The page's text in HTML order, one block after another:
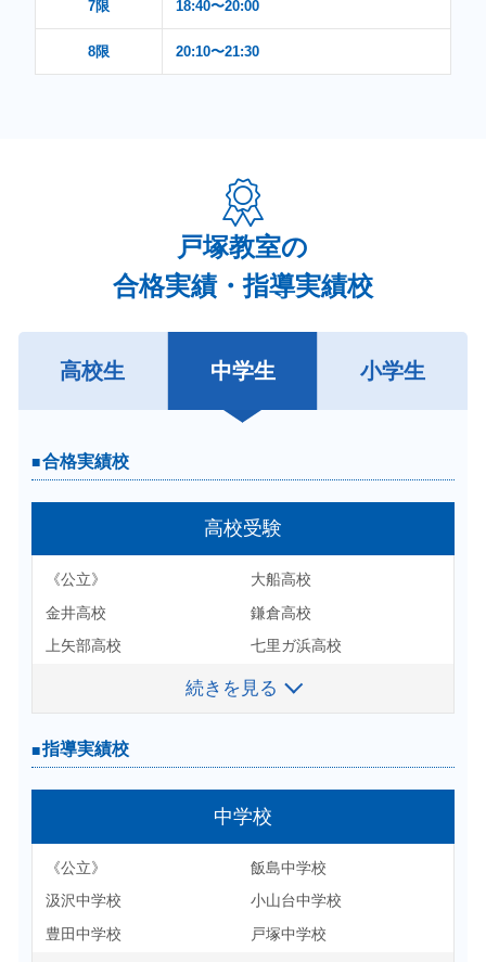
7限 18:40〜20:00
8限 20:10〜21:30
戸塚教室の
合格実績・指導実績校
高校生 中学生 小学生
合格実績校
大学受験
《国公立》
神戸大学-経済
千葉大学-法政経
東京学芸大学-教育
横浜市立大学-看護
《私立》
国際医療福祉大学-小田原保健
青山学院大学-コミュニティ人
間科学
桜美林大学-リベラルアーツ
神奈川大学-外国語
神奈川大学-経営
関東学院大学-看護
関東学院大学-経営
関東学院大学-理工
共立女子大学-家政
工学院大学-工
国士舘大学-体育
続きを見る
指導実績校
高等学校
《公立》
旭高校
金井高校
金沢高校
上矢部高校
川崎総合科学高校
合格実績校
高校受験
《公立》
大船高校
金井高校
鎌倉高校
上矢部高校
七里ガ浜高校
東高校
藤沢清流高校
舞岡高校
横浜栄高校
藤沢総合高校
《私立》
桐蔭学園高校
柏木学園高校
鎌倉学園高校
関東学院高校
鵠沼高校
湘南工科大学付属高校
橘学苑高校
続きを見る
指導実績校
中学校
《公立》
飯島中学校
汲沢中学校
小山台中学校
豊田中学校
戸塚中学校